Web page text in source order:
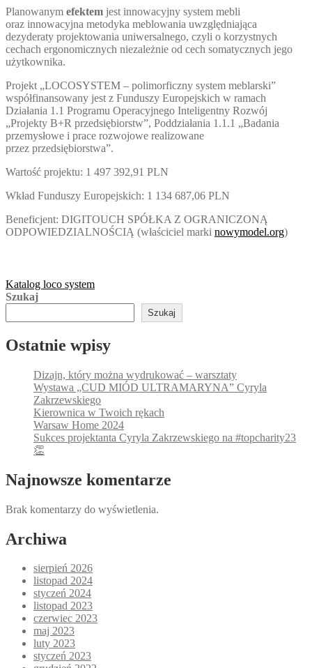
Planowanym efektem jest innowacyjny system mebli
oraz innowacyjna metodyka meblowania uwzględniająca
dezyderaty projektowania uniwersalnego, czyli o korzystnych
cechach ergonomicznych niezależnie od cech somatycznych jego
użytkownika.
Projekt „LOCOSYSTEM – polimorficzny system meblarski”
współfinansowany jest z Funduszy Europejskich w ramach
Działania 1.1 Programu Operacyjnego Inteligentny Rozwój
„Projekty B+R przedsiębiorstw”, Poddziałania 1.1.1 „Badania
przemysłowe i prace rozwojowe realizowane
przez przedsiębiorstwa”.
Wartość projektu: 1 497 392,91 PLN
Wkład Funduszy Europejskich: 1 134 687,06 PLN
Beneficjent: DIGITOUCH SPÓŁKA Z OGRANICZONĄ
ODPOWIEDZIALNOŚCIĄ (właściciel marki nowymodel.org)
Katalog loco system
Szukaj
Szukaj
Ostatnie wpisy
Dizajn, który można wydrukować – warsztaty
Wystawa „CUD MIÓD ULTRAMARYNA” Cyryla
Zakrzewskiego
Kierownica w Twoich rękach
Warsaw Home 2024
Sukces projektanta Cyryla Zakrzewskiego na #topcharity23
👏
Najnowsze komentarze
Brak komentarzy do wyświetlenia.
Archiwa
sierpień 2026
listopad 2024
styczeń 2024
listopad 2023
czerwiec 2023
maj 2023
luty 2023
styczeń 2023